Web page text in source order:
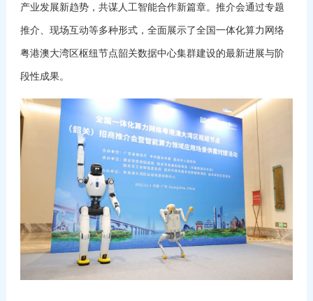
产业发展新趋势，共谋人工智能合作新篇章。推介会通过专题
推介、现场互动等多种形式，全面展示了全国一体化算力网络
粤港澳大湾区枢纽节点韶关数据中心集群建设的最新进展与阶
段性成果。